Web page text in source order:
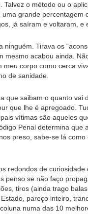
o método ou o
grande percentagem
já saíram e voltaram, e
Tirava os
mesmo acabou ainda.
corpo como cerca
de sanidade.
que saibam o quanto vai
que lhe é apregoado.
vítimas são aqueles
Penal determina
preso, sabe-se lá
redondos de
penso se não faço
tiros (ainda trago
pareço inteiro,
numa das 10